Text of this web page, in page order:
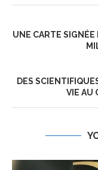
UNE CARTE
DES
VIE AU